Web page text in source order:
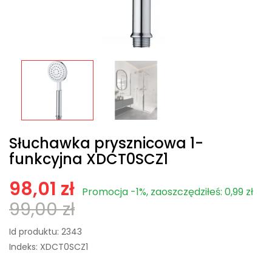
Słuchawka prysznicowa 1-
funkcyjna XDCT0SCZ1
98,01 zł Promocja -1%, zaoszczędziłeś: 0,99 zł
99,00 zł
Id produktu: 2343
Indeks: XDCT0SCZ1